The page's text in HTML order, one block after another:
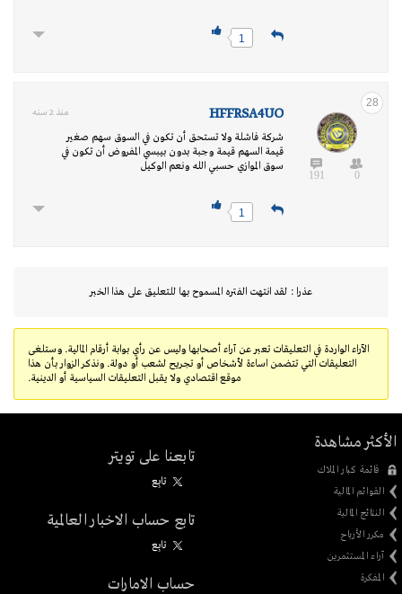
1
28
0
191
HFFRSA4UO منذ 2 سنه
‏شركة فاشلة ولا تستحق أن تكون في السوق سهم صغير
قيمة السهم قيمة وجبة بدون بيبسي المفروض أن تكون في
سوق الموازي حسبي الله ونعم الوكيل
1
عذرا : لقد انتهت الفتره المسموح بها للتعليق على هذا الخبر
الآراء الواردة في التعليقات تعبر عن آراء أصحابها وليس عن رأي بوابة أرقام المالية. وستلغى
التعليقات التي تتضمن اساءة لأشخاص أو تجريح لشعب أو دولة. ونذكر الزوار بأن هذا
موقع اقتصادي ولا يقبل التعليقات السياسية أو الدينية.
الأكثر مشاهدة
قائمة كبار الملاك
القوائم المالية
النتائج المالية
مكرر الأرباح
آراء المستثمرين
المفكرة
تابعنا على تويتر
تابِع
تابع حساب الاخبار العالمية
تابِع
حساب الامارات